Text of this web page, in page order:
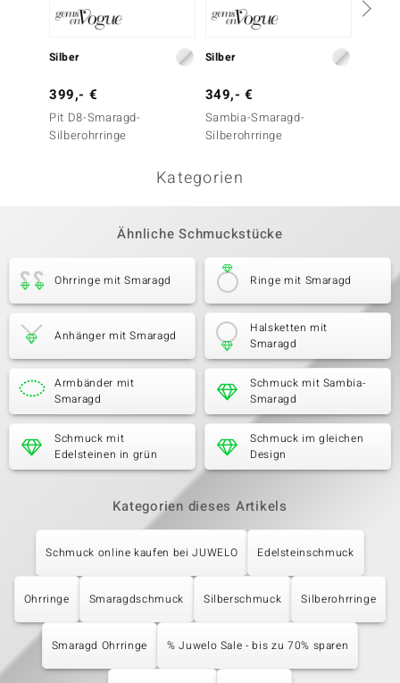
Silber
399,- €
Pit D8-Smaragd-
Silberohrringe
Silber
349,- €
Sambia-Smaragd-
Silberohrringe
Kategorien
Ähnliche Schmuckstücke
Ohrringe mit Smaragd Ringe mit Smaragd
Anhänger mit Smaragd
Halsketten mit
Smaragd
Armbänder mit
Smaragd
Schmuck mit Sambia-
Smaragd
Schmuck mit
Edelsteinen in grün
Schmuck im gleichen
Design
Kategorien dieses Artikels
Schmuck online kaufen bei JUWELO Edelsteinschmuck
Ohrringe Smaragdschmuck Silberschmuck Silberohrringe
Smaragd Ohrringe % Juwelo Sale - bis zu 70% sparen